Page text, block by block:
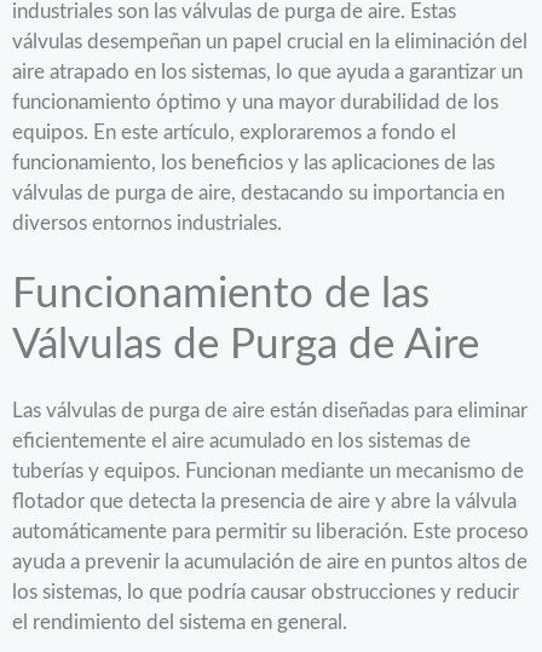
industriales son las válvulas de purga de aire. Estas
válvulas desempeñan un papel crucial en la eliminación del
aire atrapado en los sistemas, lo que ayuda a garantizar un
funcionamiento óptimo y una mayor durabilidad de los
equipos. En este artículo, exploraremos a fondo el
funcionamiento, los beneficios y las aplicaciones de las
válvulas de purga de aire, destacando su importancia en
diversos entornos industriales.
Funcionamiento de las
Válvulas de Purga de Aire
Las válvulas de purga de aire están diseñadas para eliminar
eficientemente el aire acumulado en los sistemas de
tuberías y equipos. Funcionan mediante un mecanismo de
flotador que detecta la presencia de aire y abre la válvula
automáticamente para permitir su liberación. Este proceso
ayuda a prevenir la acumulación de aire en puntos altos de
los sistemas, lo que podría causar obstrucciones y reducir
el rendimiento del sistema en general.